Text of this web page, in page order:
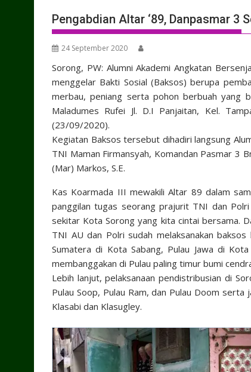
Pengabdian Altar ‘89, Danpasmar 3
24 September 2020
Sorong, PW: Alumni Akademi Angkatan
menggelar Bakti Sosial (Baksos) berupa
merbau, peniang serta pohon berbuah yang
Maladumes Rufei Jl. D.I Panjaitan, Kel.
(23/09/2020).
Kegiatan Baksos tersebut dihadiri langsung
TNI Maman Firmansyah, Komandan Pasmar 3
(Mar) Markos, S.E.
Kas Koarmada III mewakili Altar 89 dalam
panggilan tugas seorang prajurit TNI dan
sekitar Kota Sorong yang kita cintai bersama.
TNI AU dan Polri sudah melaksanakan
Sumatera di Kota Sabang, Pulau Jawa di
membanggakan di Pulau paling timur bumi
Lebih lanjut, pelaksanaan pendistribusian di
Pulau Soop, Pulau Ram, dan Pulau Doom
Klasabi dan Klasugley.